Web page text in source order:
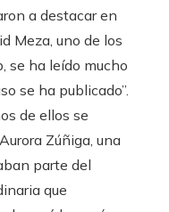
a destacar en
Meza, uno de los
se ha leído mucho
se ha publicado”.
de ellos se
Zúñiga, una
parte del
que